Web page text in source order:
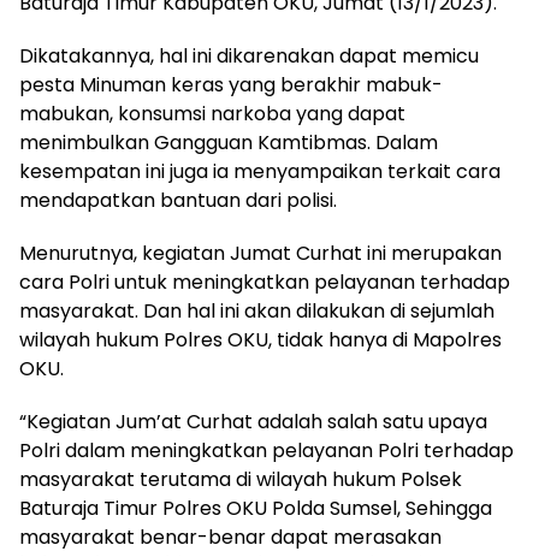
Dikatakannya, hal ini dikarenakan dapat memicu
pesta Minuman keras yang berakhir mabuk-
mabukan, konsumsi narkoba yang dapat
menimbulkan Gangguan Kamtibmas. Dalam
kesempatan ini juga ia menyampaikan terkait cara
mendapatkan bantuan dari polisi.
Menurutnya, kegiatan Jumat Curhat ini merupakan
cara Polri untuk meningkatkan pelayanan terhadap
masyarakat. Dan hal ini akan dilakukan di sejumlah
wilayah hukum Polres OKU, tidak hanya di Mapolres
OKU.
“Kegiatan Jum’at Curhat adalah salah satu upaya
Polri dalam meningkatkan pelayanan Polri terhadap
masyarakat terutama di wilayah hukum Polsek
Baturaja Timur Polres OKU Polda Sumsel, Sehingga
masyarakat benar-benar dapat merasakan